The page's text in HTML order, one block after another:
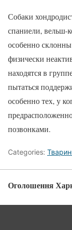
Собаки
спаниели, вельш-
особенно
физически
находятся в
пытаться
особенно тех, у
позвонками.
Categories:
Оголошення